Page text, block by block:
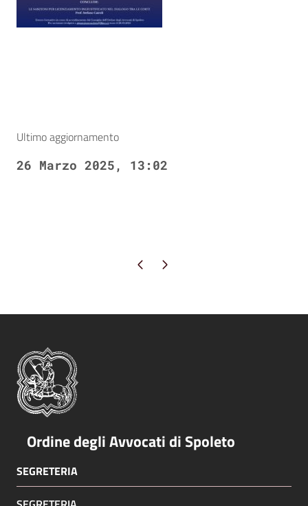
Ultimo aggiornamento
26 Marzo 2025, 13:02
Pagina precedente
Pagina successiva
Ordine degli Avvocati di Spoleto
SEGRETERIA